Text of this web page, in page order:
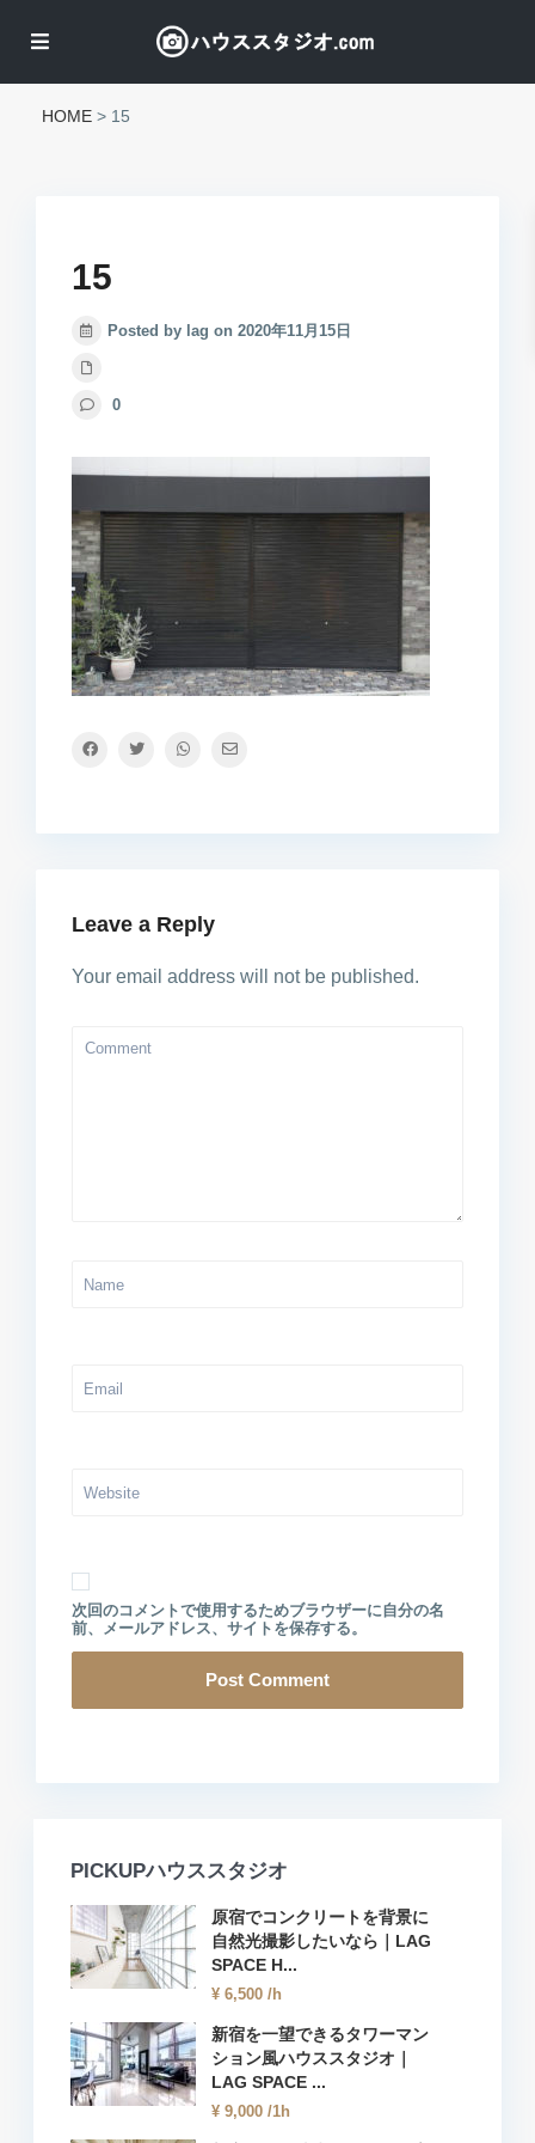
HOME > 15
15
Posted by lag on 2020年11月15日
0
Leave a Reply
Your email address will not be published.
次回のコメントで使用するためブラウザーに自分の名
前、メールアドレス、サイトを保存する。
PICKUPハウススタジオ
原宿でコンクリートを背景に
自然光撮影したいなら｜LAG
SPACE H...
¥ 6,500 /h
新宿を一望できるタワーマン
ション風ハウススタジオ｜
LAG SPACE ...
¥ 9,000 /1h